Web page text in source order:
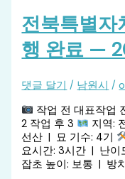
전북특별자
행 완료 —
댓글 달기 / 남원시 /
작업 전 대표작업
2 작업 후 3
지역:
선산 | 묘 기수: 4기
요시간: 3시간 | 난이
잡초 높이: 보통 | 방